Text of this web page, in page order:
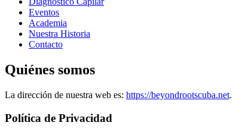
Eventos
Academia
Nuestra Historia
Contacto
Quiénes somos
La dirección de nuestra web es: https://beyondrootscuba.net.
Política de Privacidad